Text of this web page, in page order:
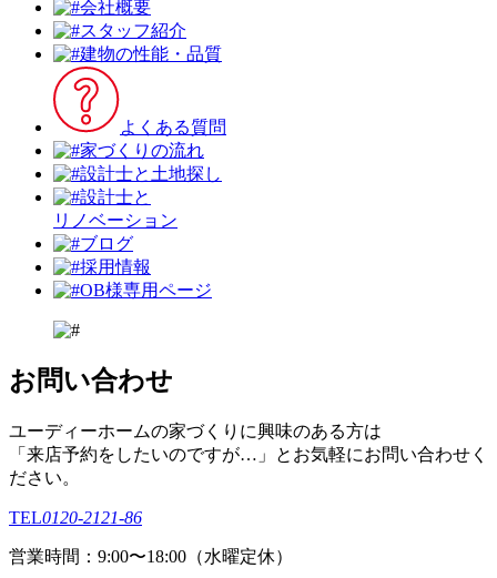
会社概要
スタッフ紹介
建物の性能・品質
よくある質問
家づくりの流れ
設計⼠と⼟地探し
設計士と
リノベーション
ブログ
採用情報
OB様専用ページ
お問い合わせ
ユーディーホームの家づくりに興味のある⽅は
「来店予約をしたいのですが…」とお気軽にお問い合わせく
ださい。
TEL0120-2121-86
営業時間：9:00〜18:00（⽔曜定休）